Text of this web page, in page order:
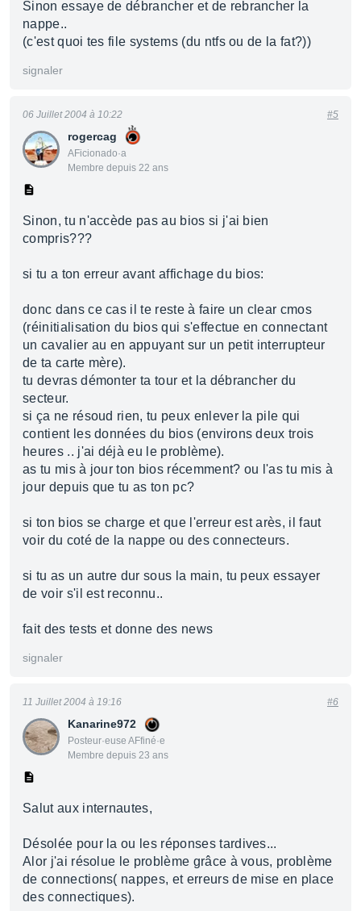
Sinon essaye de débrancher et de rebrancher la
nappe..
(c'est quoi tes file systems (du ntfs ou de la fat?))
signaler
rogercag
AFicionado·a
Membre depuis 22 ans
06 Juillet 2004 à 10:22 #5
Sinon, tu n'accède pas au bios si j'ai bien
compris???
si tu a ton erreur avant affichage du bios:
donc dans ce cas il te reste à faire un clear cmos
(réinitialisation du bios qui s'effectue en connectant
un cavalier au en appuyant sur un petit interrupteur
de ta carte mère).
tu devras démonter ta tour et la débrancher du
secteur.
si ça ne résoud rien, tu peux enlever la pile qui
contient les données du bios (environs deux trois
heures .. j'ai déjà eu le problème).
as tu mis à jour ton bios récemment? ou l'as tu mis à
jour depuis que tu as ton pc?
si ton bios se charge et que l'erreur est arès, il faut
voir du coté de la nappe ou des connecteurs.
si tu as un autre dur sous la main, tu peux essayer
de voir s'il est reconnu..
fait des tests et donne des news
signaler
Kanarine972
Posteur·euse AFfiné·e
Membre depuis 23 ans
11 Juillet 2004 à 19:16 #6
Salut aux internautes,
Désolée pour la ou les réponses tardives...
Alor j'ai résolue le problème grâce à vous, problème
de connections( nappes, et erreurs de mise en place
des connectiques).